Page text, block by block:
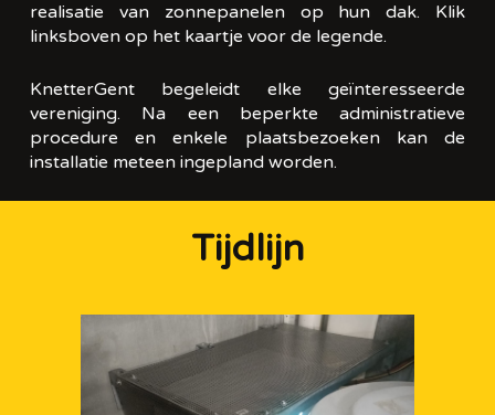
realisatie van zonnepanelen op hun dak. Klik
linksboven op het kaartje voor de legende.
KnetterGent begeleidt elke geïnteresseerde
vereniging. Na een beperkte administratieve
procedure en enkele plaatsbezoeken kan de
installatie meteen ingepland worden.
Tijdlijn